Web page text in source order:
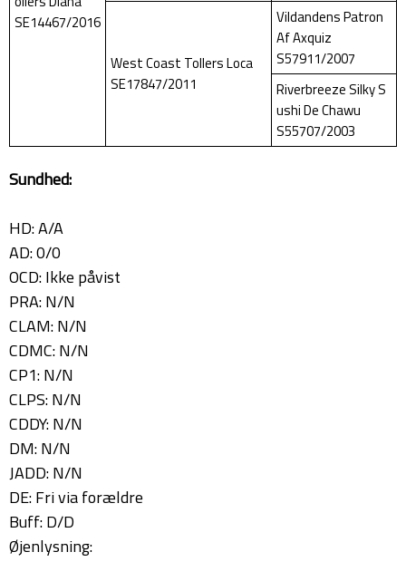
SE14467/2016
West Coast Tollers Loca
SE17847/2011
Vildandens Patron
Af Axquiz
S57911/2007
Riverbreeze Silky S
ushi De Chawu
S55707/2003
Sundhed:
HD: A/A
AD: 0/0
OCD: Ikke påvist
PRA: N/N
CLAM: N/N
CDMC: N/N
CP1: N/N
CLPS: N/N
CDDY: N/N
DM: N/N
JADD: N/N
DE: Fri via forældre
Buff: D/D
Øjenlysning: